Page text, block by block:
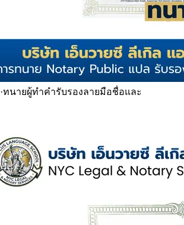
·ทนายผู้ทำคำรับรองลายมือชื่อและ